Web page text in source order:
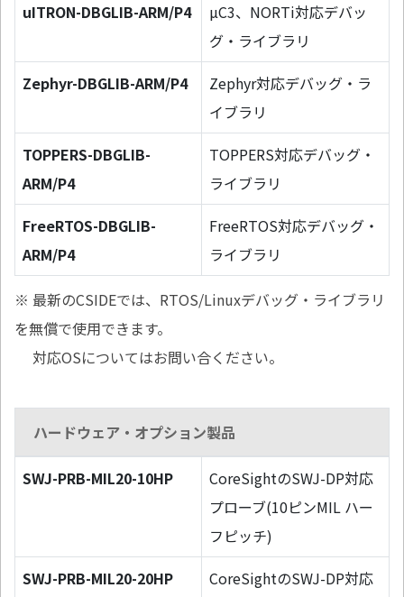
uITRON-DBGLIB-ARM/P4
µC3、NORTi対応デバッ
グ・ライブラリ
Zephyr-DBGLIB-ARM/P4
Zephyr対応デバッグ・ラ
イブラリ
TOPPERS-DBGLIB-
ARM/P4
TOPPERS対応デバッグ・
ライブラリ
FreeRTOS-DBGLIB-
ARM/P4
FreeRTOS対応デバッグ・
ライブラリ
※ 最新のCSIDEでは、RTOS/Linuxデバッグ・ライブラリ
を無償で使用できます。
対応OSについてはお問い合ください。
ハードウェア・オプション製品
SWJ-PRB-MIL20-10HP
CoreSightのSWJ-DP対応
プローブ(10ピンMIL ハー
フピッチ)
SWJ-PRB-MIL20-20HP
CoreSightのSWJ-DP対応